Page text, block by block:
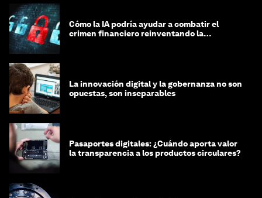
Cómo la IA podría ayudar a combatir el
crimen financiero reinventando la
La innovación digital y la gobernanza no son
opuestas, son inseparables
Pasaportes digitales: ¿Cuándo aporta valor
la transparencia a los productos circulares?